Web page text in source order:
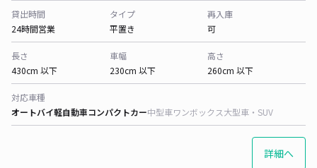
貸出時間
24時間営業
タイプ
平置き
再入庫
可
長さ
430cm 以下
車幅
230cm 以下
高さ
260cm 以下
対応車種
オートバイ軽自動車コンパクトカー中型車ワンボックス大型車・SUV
詳細へ